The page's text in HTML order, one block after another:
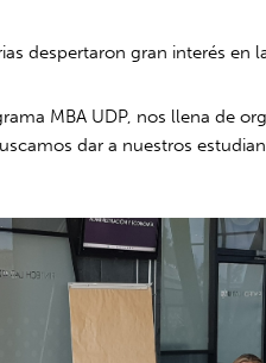
despertaron gran interés en
MBA UDP, nos llena de
dar a nuestros